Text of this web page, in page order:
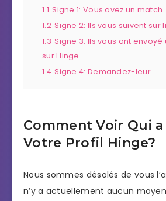
1.1 Signe 1: Vous avez un match
1.2 Signe 2: Ils vous suivent sur
1.3 Signe 3: Ils vous ont
sur Hinge
1.4 Signe 4: Demandez-leur
Comment Voir Qui
Votre Profil Hinge?
Nous sommes désolés de vous
n’y a actuellement aucun